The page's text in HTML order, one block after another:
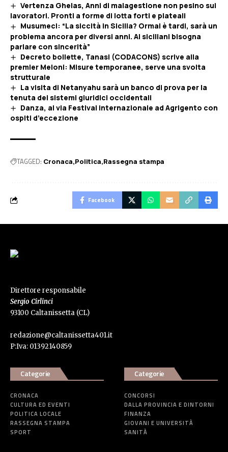
Vertenza Ghelas, Anni di malagestione non pesino sui
lavoratori. Pronti a forme di lotta forti e plateali
Musumeci: “La siccità in Sicilia? Ormai è tardi, sarà un
problema ancora per diversi anni. Ai siciliani bisogna
parlare con sincerità”
Decreto bollette, Tanasi (CODACONS) scrive alla
premier Meloni: Misure temporanee, serve una svolta
strutturale
La visita di Netanyahu sarà un banco di prova per la
tenuta dei sistemi giuridici occidentali
Danza, al via Festival internazionale ad Agrigento con
ospiti d’eccezione
TAGGED: Cronaca Politica Rassegna stampa
Facebook
Direttore responsabile
Sergio Cirlinci
93100 Caltanissetta (CL)
redazione@caltanissetta401.it
P:Iva: 01392140859
Categorie
CRONACA
CULTURA ED EVENTI
POLITICA LOCALE
RASSEGNA STAMPA
SPORT
Categorie
CONCORSI
DALLA PROVINCIA E DINTORNI
FINANZA
GIOVANI E UNIVERSITÀ
SANITÀ